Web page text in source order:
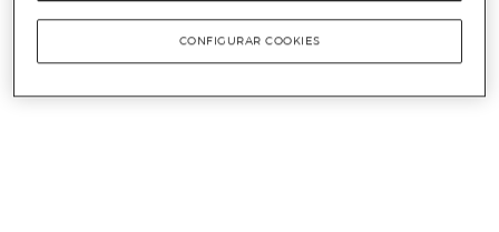
CONFIGURAR COOKIES